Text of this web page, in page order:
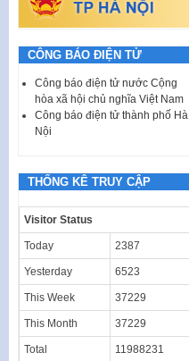
CÔNG BÁO ĐIỆN TỬ
Công báo điện tử nước Cộng
hòa xã hội chủ nghĩa Việt Nam
Công báo điện tử thành phố Hà
Nội
THỐNG KÊ TRUY CẬP
Visitor Status
Today 2387
Yesterday 6523
This Week 37229
This Month 37229
Total 11988231